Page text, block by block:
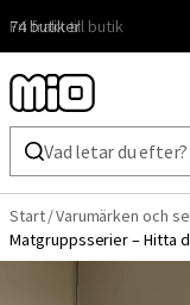
Fri frakt till butik
Start/Varumärken och
Matgruppsserier – Hitta